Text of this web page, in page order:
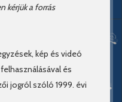
kérjük a forrás
kép és videó
és
jogról szóló 1999. évi